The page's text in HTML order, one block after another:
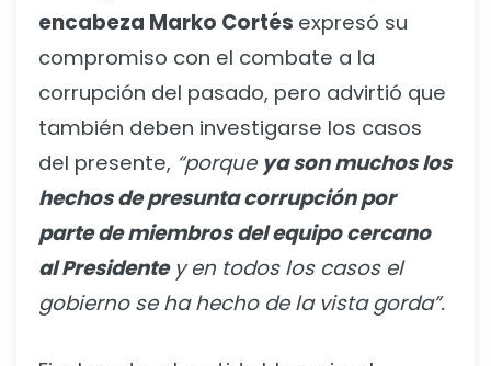
encabeza Marko Cortés expresó su
compromiso con el combate a la
corrupción del pasado, pero advirtió que
también deben investigarse los casos
del presente, “porque ya son muchos los
hechos de presunta corrupción por
parte de miembros del equipo cercano
al Presidentey en todos los casos el
gobierno se ha hecho de la vista gorda”.